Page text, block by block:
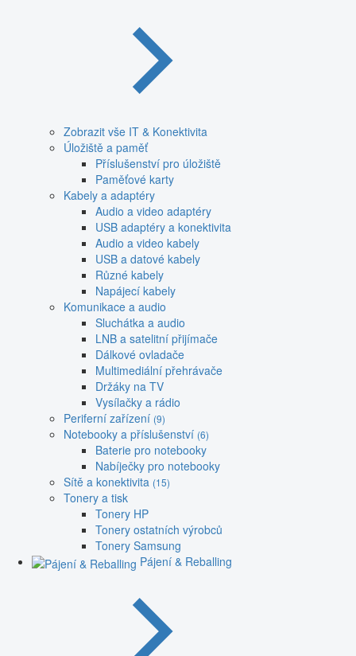
Zobrazit vše IT & Konektivita
Úložiště a paměť
Příslušenství pro úložiště
Paměťové karty
Kabely a adaptéry
Audio a video adaptéry
USB adaptéry a konektivita
Audio a video kabely
USB a datové kabely
Různé kabely
Napájecí kabely
Komunikace a audio
Sluchátka a audio
LNB a satelitní přijímače
Dálkové ovladače
Multimediální přehrávače
Držáky na TV
Vysílačky a rádio
Periferní zařízení (9)
Notebooky a příslušenství (6)
Baterie pro notebooky
Nabíječky pro notebooky
Sítě a konektivita (15)
Tonery a tisk
Tonery HP
Tonery ostatních výrobců
Tonery Samsung
Pájení & Reballing